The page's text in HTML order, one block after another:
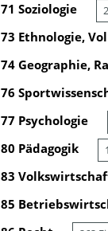
71 Soziologie
73 Ethnologie,
74 Geographie,
76
77 Psychologie
80 Pädagogik
83
85